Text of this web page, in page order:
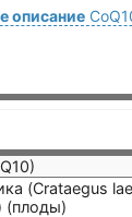
описание
(Crataegus
(плоды)